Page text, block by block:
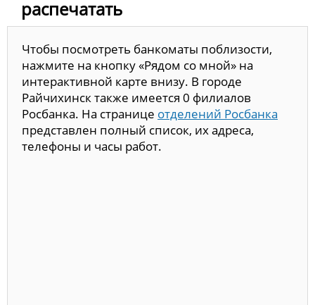
распечатать
Чтобы посмотреть банкоматы поблизости,
нажмите на кнопку «Рядом со мной» на
интерактивной карте внизу. В городе
Райчихинск также имеется 0 филиалов
Росбанка. На странице отделений Росбанка
представлен полный список, их адреса,
телефоны и часы работ.